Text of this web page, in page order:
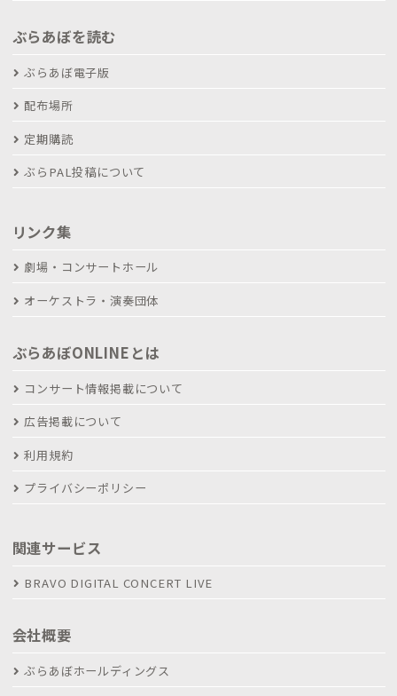
ぶらあぼを読む
ぶらあぼ電子版
配布場所
定期購読
ぶらPAL投稿について
リンク集
劇場・コンサートホール
オーケストラ・演奏団体
ぶらあぼONLINEとは
コンサート情報掲載について
広告掲載について
利用規約
プライバシーポリシー
関連サービス
BRAVO DIGITAL CONCERT LIVE
会社概要
ぶらあぼホールディングス